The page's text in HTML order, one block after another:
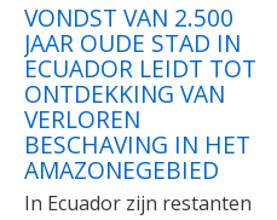
VONDST VAN 2.500
JAAR OUDE STAD IN
ECUADOR LEIDT TOT
ONTDEKKING VAN
VERLOREN
BESCHAVING IN HET
AMAZONEGEBIED
In Ecuador zijn restanten